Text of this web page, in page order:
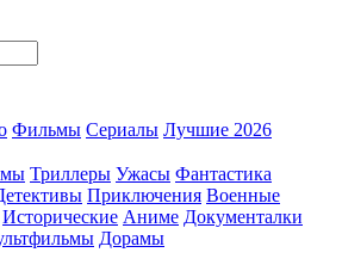
Фильмы Сериалы Лучшие 2026
Триллеры Ужасы Фантастика
Приключения Военные
Исторические Аниме Документалки
Дорамы